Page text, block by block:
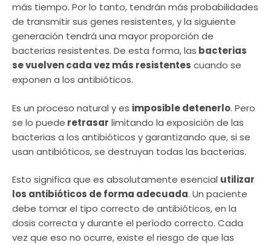
más tiempo. Por lo tanto, tendrán más probabilidades
de transmitir sus genes resistentes, y la siguiente
generación tendrá una mayor proporción de
bacterias resistentes. De esta forma, las bacterias
se vuelven cada vez más resistentes cuando se
exponen a los antibióticos.
Es un proceso natural y es imposible detenerlo. Pero
se lo puede retrasar limitando la exposición de las
bacterias a los antibióticos y garantizando que, si se
usan antibióticos, se destruyan todas las bacterias.
Esto significa que es absolutamente esencial utilizar
los antibióticos de forma adecuada. Un paciente
debe tomar el tipo correcto de antibióticos, en la
dosis correcta y durante el período correcto. Cada
vez que eso no ocurre, existe el riesgo de que las